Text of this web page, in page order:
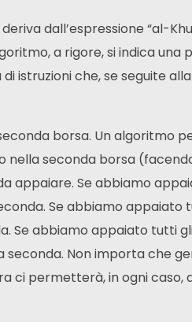
dall’espressione “al-
a rigore, si indica
istruzioni che, se seguite
borsa. Un algoritmo
seconda borsa
appaiare. Se abbiamo
Se abbiamo appaiato
Se abbiamo appaiato tutti
Non importa che
ci permetterà, in ogni caso,